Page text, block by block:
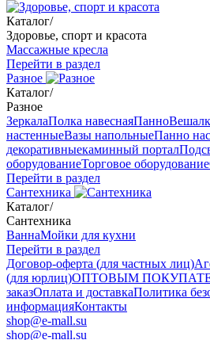
Каталог/
Здоровье, спорт и красота
Массажные кресла
Перейти в раздел
Разное
Каталог/
Разное
ЗеркалаПолка навеснаяПанно
настенныеВазы напольныеПанно
декоративныекаминный портал
оборудованиеТорговое оборудование
Перейти в раздел
Сантехника
Каталог/
Сантехника
ВаннаМойки для кухни
Перейти в раздел
Договор-оферта (для частных лиц)
(для юрлиц)ОПТОВЫМ
заказОплата и доставкаПолитика
информацияКонтакты
shop@e-mall.su
shop@e-mall.su